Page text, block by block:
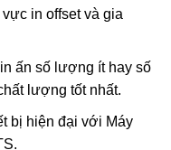
in offset và gia
ấn số lượng ít hay số
lượng tốt nhất.
bị hiện đại với Máy